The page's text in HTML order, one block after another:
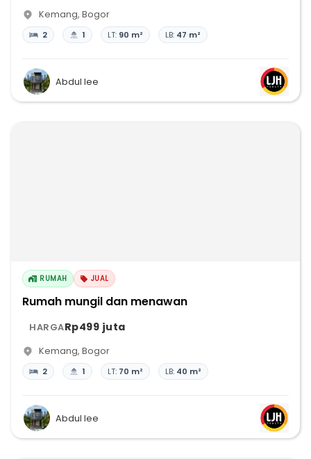
Kemang, Bogor
2 1 LT: 90 m² LB: 47 m²
Abdul lee
RUMAH JUAL
Rumah mungil dan menawan
HARGARp499 juta
Kemang, Bogor
2 1 LT: 70 m² LB: 40 m²
Abdul lee